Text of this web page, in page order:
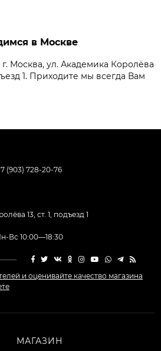
в Москве
Москва, ул. Академика Королёва
1. Приходите мы всегда Вам
(903) 728-20-76
13, ст. 1, подъезд 1
Вс 10:00—18:30
МАГАЗИН